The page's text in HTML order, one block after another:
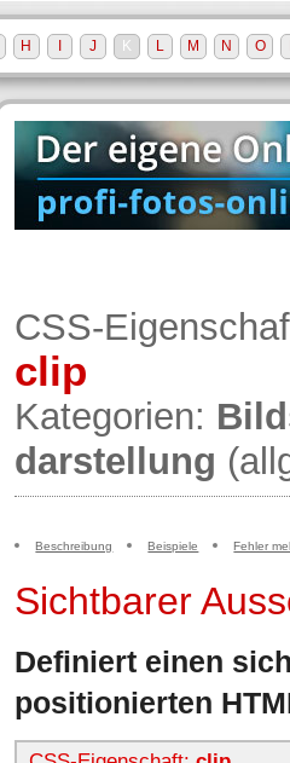
CSS-
clip
Kategorien:
darstellung
Beschreibung Beispiele Fehler
Sichtbarer
Definiert einen
positionierten
H J K L M N O